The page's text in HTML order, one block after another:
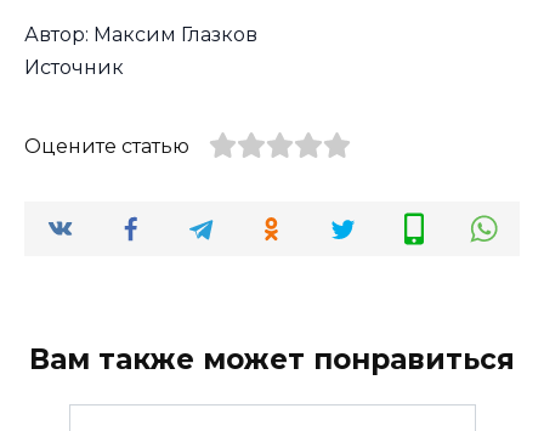
Автор: Максим Глазков
Источник
Оцените статью
Вам также может понравиться